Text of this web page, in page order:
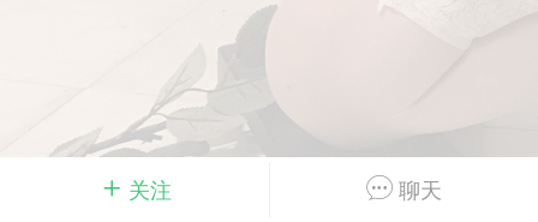
关注 聊天